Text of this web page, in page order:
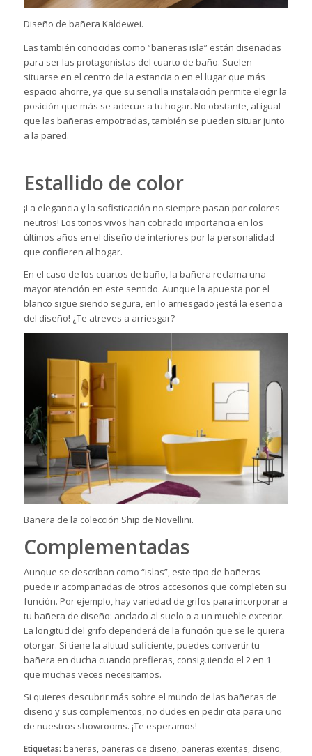
Diseño de bañera Kaldewei.
Las también conocidas como “bañeras isla” están diseñadas
para ser las protagonistas del cuarto de baño. Suelen
situarse en el centro de la estancia o en el lugar que más
espacio ahorre, ya que su sencilla instalación permite elegir la
posición que más se adecue a tu hogar. No obstante, al igual
que las bañeras empotradas, también se pueden situar junto
a la pared.
Estallido de color
¡La elegancia y la sofisticación no siempre pasan por colores
neutros! Los tonos vivos han cobrado importancia en los
últimos años en el diseño de interiores por la personalidad
que confieren al hogar.
En el caso de los cuartos de baño, la bañera reclama una
mayor atención en este sentido. Aunque la apuesta por el
blanco sigue siendo segura, en lo arriesgado ¡está la esencia
del diseño! ¿Te atreves a arriesgar?
Bañera de la colección Ship de Novellini.
Complementadas
Aunque se describan como “islas”, este tipo de bañeras
puede ir acompañadas de otros accesorios que completen su
función. Por ejemplo, hay variedad de grifos para incorporar a
tu bañera de diseño: anclado al suelo o a un mueble exterior.
La longitud del grifo dependerá de la función que se le quiera
otorgar. Si tiene la altitud suficiente, puedes convertir tu
bañera en ducha cuando prefieras, consiguiendo el 2 en 1
que muchas veces necesitamos.
Si quieres descubrir más sobre el mundo de las bañeras de
diseño y sus complementos, no dudes en pedir cita para uno
de nuestros showrooms. ¡Te esperamos!
Etiquetas: bañeras bañeras de diseño bañeras exentas diseño